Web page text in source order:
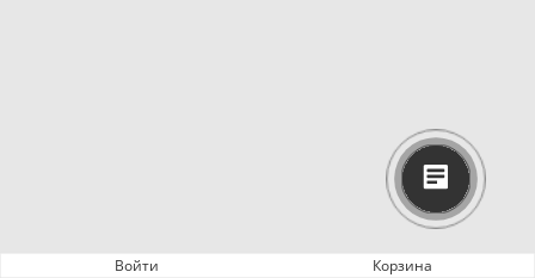
Войти Корзина